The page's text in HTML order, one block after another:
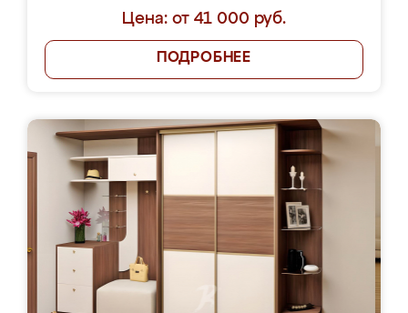
Цена: от 41 000 руб.
ПОДРОБНЕЕ